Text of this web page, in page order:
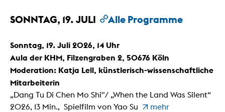
SONNTAG, 19. JULI Alle Programme
Sonntag, 19. Juli 2026, 14 Uhr
Aula der KHM, Filzengraben 2, 50676 Köln
Moderation: Katja Lell, künstlerisch-wissenschaftliche
Mitarbeiterin
„Dang Tu Di Chen Mo Shi"/ „When the Land Was Silent“
2026, 13 Min., Spielfilm von Yao Su
mehr